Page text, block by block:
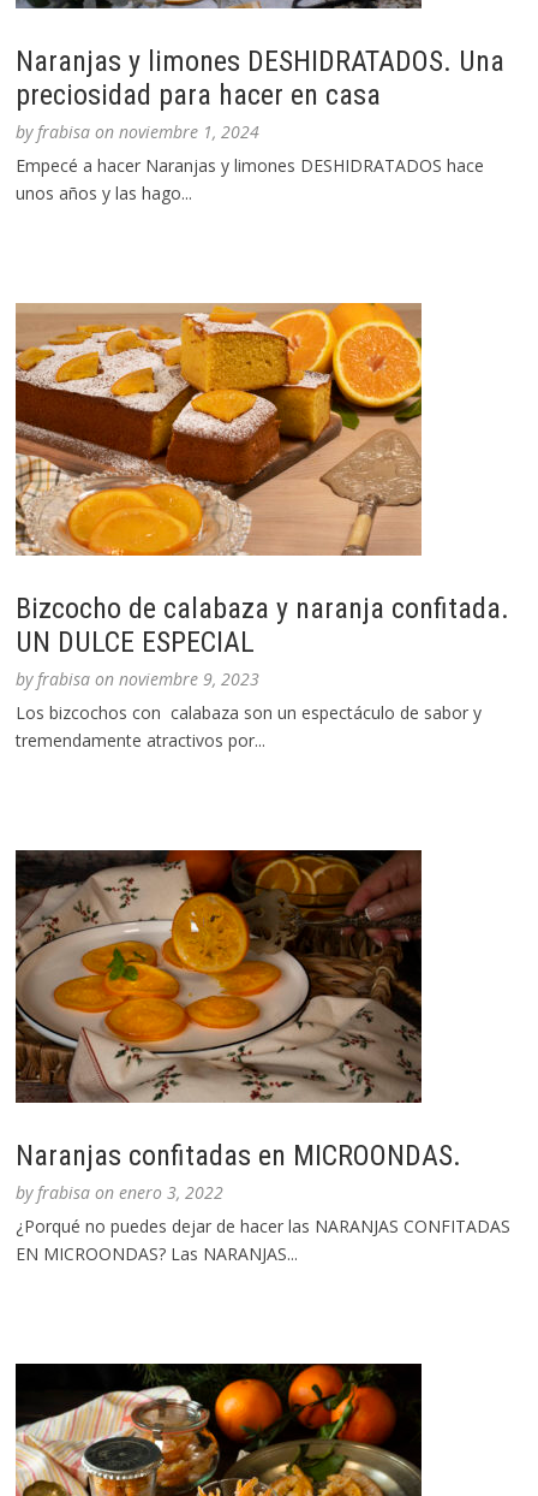
Naranjas y limones DESHIDRATADOS. Una
preciosidad para hacer en casa
byfrabisa onnoviembre 1, 2024
Empecé a hacer Naranjas y limones DESHIDRATADOS hace
unos años y las hago...
Bizcocho de calabaza y naranja confitada.
UN DULCE ESPECIAL
byfrabisa onnoviembre 9, 2023
Los bizcochos con calabaza son un espectáculo de sabor y
tremendamente atractivos por...
Naranjas confitadas en MICROONDAS.
byfrabisa onenero 3, 2022
¿Porqué no puedes dejar de hacer las NARANJAS CONFITADAS
EN MICROONDAS? Las NARANJAS...